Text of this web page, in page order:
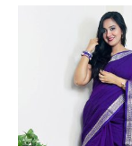
Original
৳ 1,350.
Current
price
is:
৳ 1,150.